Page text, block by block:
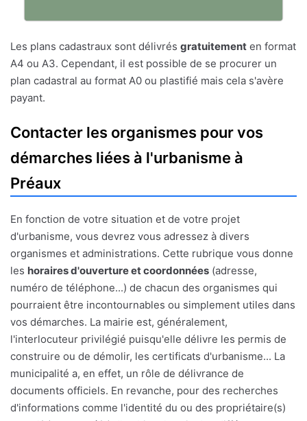
Les plans cadastraux sont délivrés gratuitement en format
A4 ou A3. Cependant, il est possible de se procurer un
plan cadastral au format A0 ou plastifié mais cela s'avère
payant.
Contacter les organismes pour vos
démarches liées à l'urbanisme à
Préaux
En fonction de votre situation et de votre projet
d'urbanisme, vous devrez vous adressez à divers
organismes et administrations. Cette rubrique vous donne
les horaires d'ouverture et coordonnées (adresse,
numéro de téléphone...) de chacun des organismes qui
pourraient être incontournables ou simplement utiles dans
vos démarches. La mairie est, généralement,
l'interlocuteur privilégié puisqu'elle délivre les permis de
construire ou de démolir, les certificats d'urbanisme... La
municipalité a, en effet, un rôle de délivrance de
documents officiels. En revanche, pour des recherches
d'informations comme l'identité du ou des propriétaire(s)